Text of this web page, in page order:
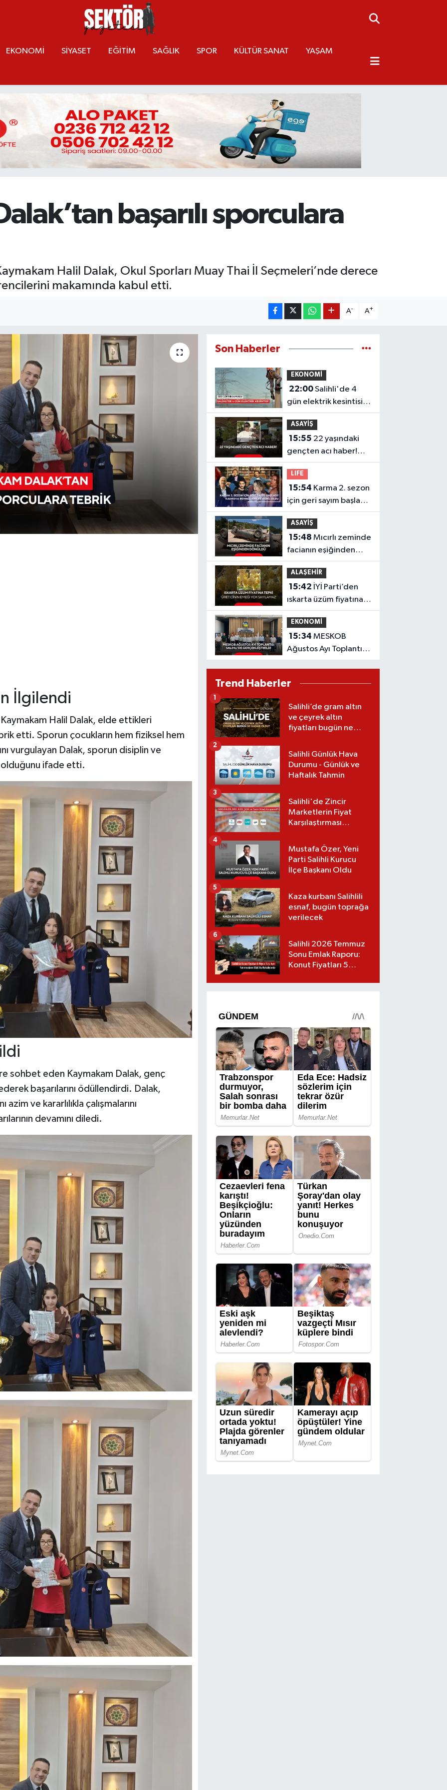
EKONOMİ SİYASET EĞİTİM SAĞLIK SPOR KÜLTÜR SANAT YAŞAM
başarılı sporculara
Halil Dalak, Okul Sporları Muay Thai İl Seçmeleri’nde derece
makamında kabul etti.
A- A+
İlgilendi
Halil Dalak, elde ettikleri
etti. Sporun çocukların hem fiziksel hem
vurgulayan Dalak, sporun disiplin ve
olduğunu ifade etti.
sohbet eden Kaymakam Dalak, genç
başarılarını ödüllendirdi. Dalak,
ve kararlılıkla çalışmalarını
devamını diledi.
Son Haberler
EKONOMİ
22:00Salihli'de 4
gün elektrik kesintisi!
Mahalleniz listede mi?
ASAYİŞ
15:55
gençten acı haber!
Yeni aldığı motosiklet
sonu oldu
LIFE
15:54
için geri sayım başladı!
Kadroya bomba
isimler dahil oldu
ASAYİŞ
15:48 Mıcırlı zeminde
facianın eşiğinden
dönüldü
ALAŞEHİR
15:42
ıskarta üzüm fiyatına
tepki 'Üreticinin
emeği yok sayılamaz'
EKONOMİ
15:34 MESKOB
Ağustos Ayı Toplantısı
Salihli’de
Trend Haberler
Salihli’de gram altın
ve çeyrek altın
fiyatları bugün ne
(07.08.2026)
1
Salihli Günlük Hava
Durumu - Günlük ve
Haftalık Tahmin
2
Salihli'de Zincir
Marketlerin Fiyat
Karşılaştırması
3
Mustafa Özer, Yeni
Parti Salihli Kurucu
İlçe Başkanı Oldu
4
Kaza kurbanı Salihlili
esnaf, bugün toprağa
verilecek
5
Salihli 2026 Temmuz
Sonu Emlak Raporu:
Konut Fiyatları 5
6